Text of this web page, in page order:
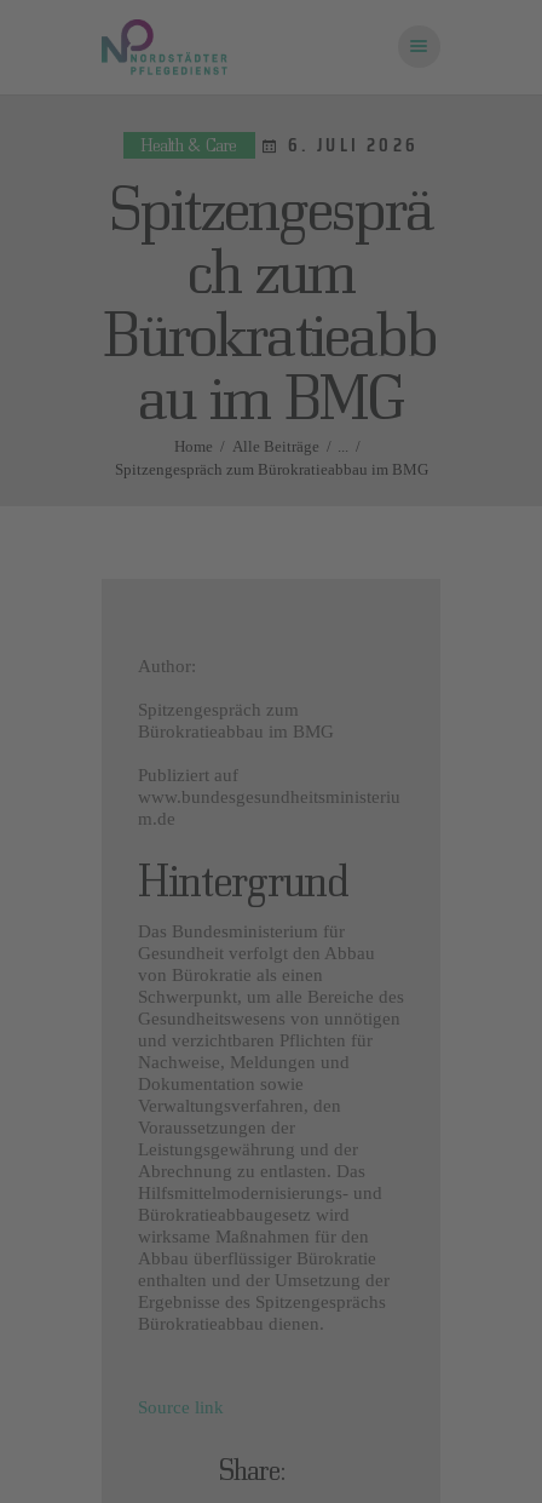
Health & Care 6. JULI 2026
Spitzengesprä
ch zum
Bürokratieabb
au im BMG
Home Alle Beiträge
...
Spitzengespräch zum Bürokratieabbau im BMG
ÜBER UNS
FRAGEN UND
ANTWORTEN
KONTAKT
Author:
Spitzengespräch zum
Bürokratieabbau im BMG
Publiziert auf
www.bundesgesundheitsministeriu
m.de
Hintergrund
Das Bundesministerium für
Gesundheit verfolgt den Abbau
von Bürokratie als einen
Schwerpunkt, um alle Bereiche des
Gesundheitswesens von unnötigen
und verzichtbaren Pflichten für
Nachweise, Meldungen und
Dokumentation sowie
Verwaltungsverfahren, den
Voraussetzungen der
Leistungsgewährung und der
Abrechnung zu entlasten. Das
Hilfsmittelmodernisierungs- und
Bürokratieabbaugesetz wird
wirksame Maßnahmen für den
Abbau überflüssiger Bürokratie
enthalten und der Umsetzung der
Ergebnisse des Spitzengesprächs
Bürokratieabbau dienen.
Source link
Share: